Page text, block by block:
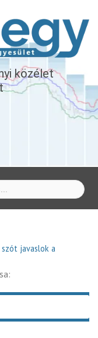
közélet
javaslok a